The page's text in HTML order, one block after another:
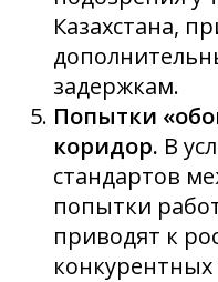
Казахстана,
задержкам.
Попытки
коридор. В
стандартов
попытки
приводят к